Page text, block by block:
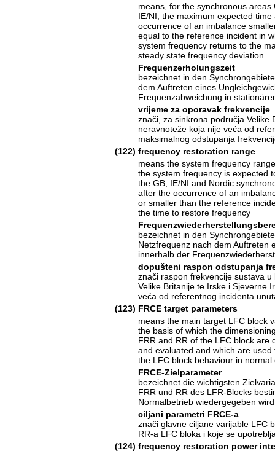
means, for the synchronous areas
IE/NI, the maximum expected time
occurrence of an imbalance
equal to the reference incident in
system frequency returns to the
steady state frequency deviation
Frequenzerholungszeit
bezeichnet in den
dem Auftreten eines
Frequenzabweichung in
vrijeme za oporavak frekvencije
znači, za sinkrona područja Velike
neravnoteže koja nije veća od
maksimalnog odstupanja
(122) frequency restoration range
means the system frequency
the system frequency is expected
the GB, IE/NI and Nordic
after the occurrence of an
or smaller than the reference
the time to restore frequency
bezeichnet in den
Netzfrequenz nach dem Auftreten
innerhalb der
dopušteni raspon odstupanja
znači raspon frekvencije sustava
Velike Britanije te Irske i Sjeverne
veća od referentnog incidenta
(123) FRCE target parameters
means the main target LFC block
the basis of which the
FRR and RR of the LFC block are
and evaluated and which are used
the LFC block behaviour in normal
FRCE-Zielparameter
bezeichnet die wichtigsten
FRR und RR des LFR-Blocks
Normalbetrieb wiedergegeben wird
ciljani parametri FRCE-a
znači glavne ciljane varijable LFC
RR-a LFC bloka i koje se
(124) frequency restoration power